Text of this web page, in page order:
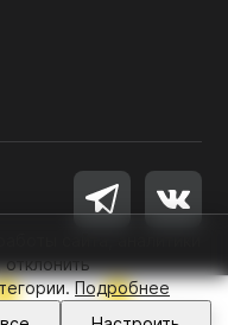
0 0
Войти
Подробнее